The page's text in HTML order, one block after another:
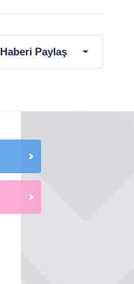
Haberi Paylaş